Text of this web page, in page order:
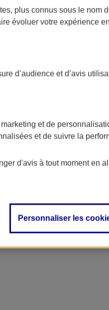
plus connus sous le nom
évoluer votre expérience
d’audience et d’avis
marketing et de
et de suivre la
d'avis à tout moment en
Personnaliser les